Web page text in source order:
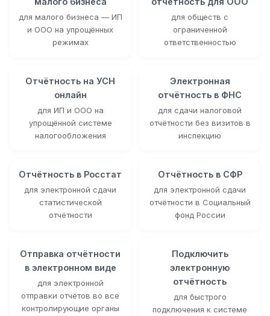
для малого бизнеса — ИП
и ООО на упрощённых
режимах
для обществ с
ограниченной
ответственностью
Отчётность на УСН
онлайн
для ИП и ООО на
упрощённой системе
налогообложения
Электронная
отчётность в ФНС
для сдачи налоговой
отчётности без визитов в
инспекцию
Отчётность в Росстат
для электронной сдачи
статистической
отчётности
Отчётность в СФР
для электронной сдачи
отчётности в Социальный
фонд России
Отправка отчётности
в электронном виде
для электронной
отправки отчётов во все
контролирующие органы
Подключить
электронную
отчётность
для быстрого
подключения к системе